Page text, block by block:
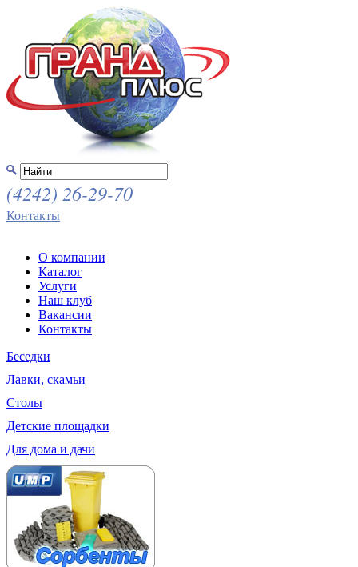
(4242) 26-29-70
Контакты
О компании
Каталог
Услуги
Наш клуб
Вакансии
Контакты
Беседки
Лавки, скамьи
Столы
Детские площадки
Для дома и дачи